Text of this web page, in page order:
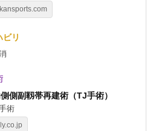
ビリ
側副靱帯再建術（TJ手術）
術